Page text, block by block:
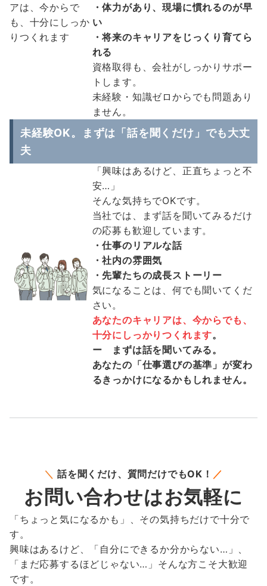
・体力があり、現場に慣れるのが早
い
・将来のキャリアをじっくり育てら
れる
資格取得も、会社がしっかりサポー
トします。
未経験・知識ゼロからでも問題あり
ません。
未経験OK。まずは「話を聞くだけ」でも大丈
夫
「興味はあるけど、正直ちょっと不
安…」
そんな気持ちでOKです。
当社では、まず話を聞いてみるだけ
の応募も歓迎しています。
・仕事のリアルな話
・社内の雰囲気
・先輩たちの成長ストーリー
気になることは、何でも聞いてくだ
さい。
あなたのキャリアは、今からでも、
十分にしっかりつくれます。
ー まずは話を聞いてみる。
あなたの「仕事選びの基準」が変わ
るきっかけになるかもしれません。
＼ 話を聞くだけ、質問だけでもOK！ ／
お問い合わせはお気軽に
「ちょっと気になるかも」、その気持ちだけで十分で
す。
興味はあるけど、「自分にできるか分からない…」、
「まだ応募するほどじゃない…」そんな方こそ大歓迎
です。